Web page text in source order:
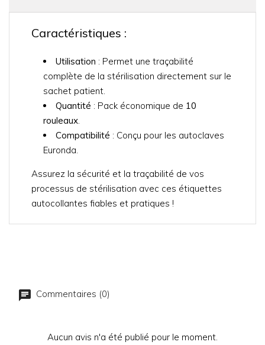
Caractéristiques :
Utilisation : Permet une traçabilité
complète de la stérilisation directement sur le
sachet patient.
Quantité : Pack économique de 10
rouleaux.
Compatibilité : Conçu pour les autoclaves
Euronda.
Assurez la sécurité et la traçabilité de vos
processus de stérilisation avec ces étiquettes
autocollantes fiables et pratiques !
Commentaires (0)
Aucun avis n'a été publié pour le moment.